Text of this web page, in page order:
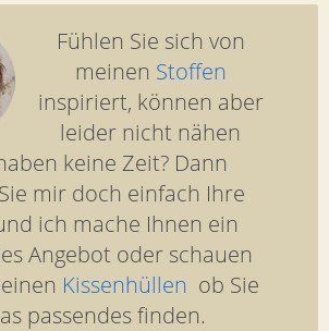
Fühlen Sie sich von
meinen Stoffen
inspiriert, können aber
leider nicht nähen
keine Zeit? Dann
Sie mir doch einfach Ihre
ich mache Ihnen ein
Angebot oder schauen
Kissenhüllen ob Sie
passendes finden.